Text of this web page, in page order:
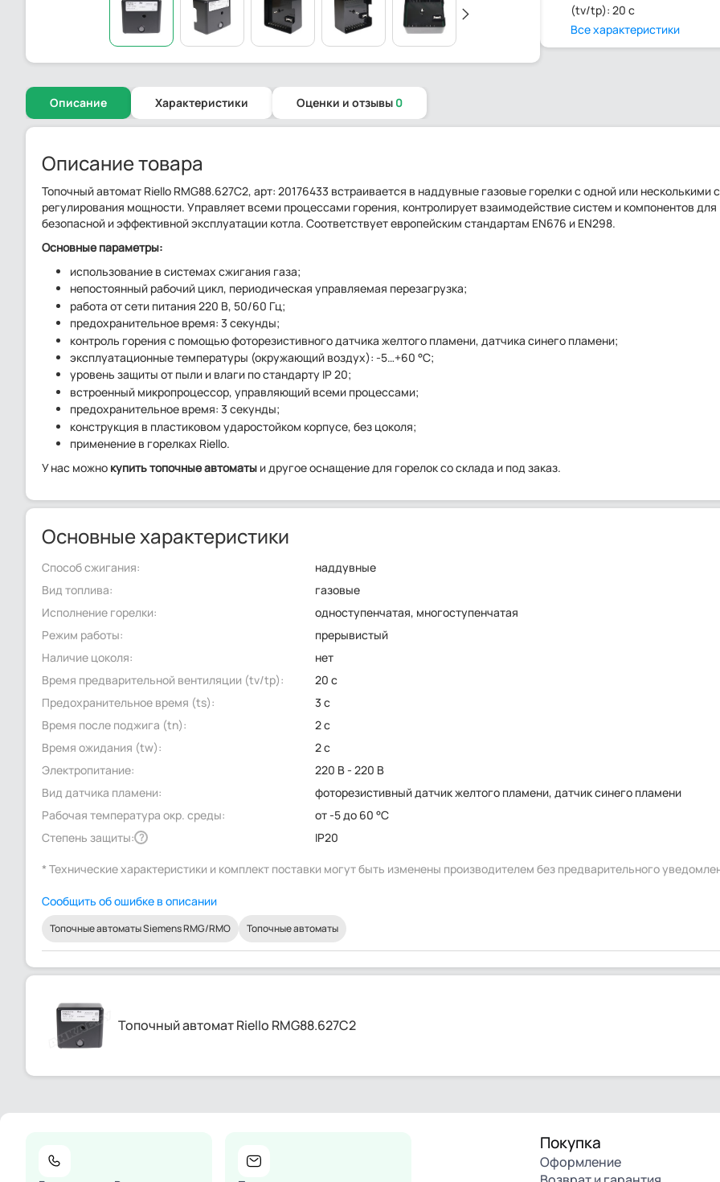
(tv/tp): 20 с
Все характеристики
Описание Характеристики Оценки и отзывы 0
Описание товара
Топочный автомат Riello RMG88.627C2, арт: 20176433 встраивается в наддувные газовые горелки с одной или несколькими
регулирования мощности. Управляет всеми процессами горения, контролирует взаимодействие систем и компонентов для
безопасной и эффективной эксплуатации котла. Соответствует европейским стандартам EN676 и EN298.
Основные параметры:
использование в системах сжигания газа;
непостоянный рабочий цикл, периодическая управляемая перезагрузка;
работа от сети питания 220 В, 50/60 Гц;
предохранительное время: 3 секунды;
контроль горения с помощью фоторезистивного датчика желтого пламени, датчика синего пламени;
эксплуатационные температуры (окружающий воздух): -5…+60 °C;
уровень защиты от пыли и влаги по стандарту IP 20;
встроенный микропроцессор, управляющий всеми процессами;
предохранительное время: 3 секунды;
конструкция в пластиковом ударостойком корпусе, без цоколя;
применение в горелках Riello.
У нас можно купить топочные автоматы и другое оснащение для горелок со склада и под заказ.
Основные характеристики
Способ сжигания:
наддувные
Вид топлива:
газовые
Исполнение горелки:
одноступенчатая, многоступенчатая
Режим работы:
прерывистый
Наличие цоколя:
нет
Время предварительной вентиляции (tv/tp):
20 с
Предохранительное время (ts):
3 с
Время после поджига (tn):
2 с
Время ожидания (tw):
2 с
Электропитание:
220 В - 220 В
Вид датчика пламени:
фоторезистивный датчик желтого пламени, датчик синего пламени
Рабочая температура окр. среды:
от -5 до 60 °C
Степень защиты: ? IP20
* Технические характеристики и комплект поставки могут быть изменены производителем без предварительного
Сообщить об ошибке в описании
Топочные автоматы Siemens RMG/RMO Топочные автоматы
Топочный автомат Riello RMG88.627C2
Покупка
Оформление